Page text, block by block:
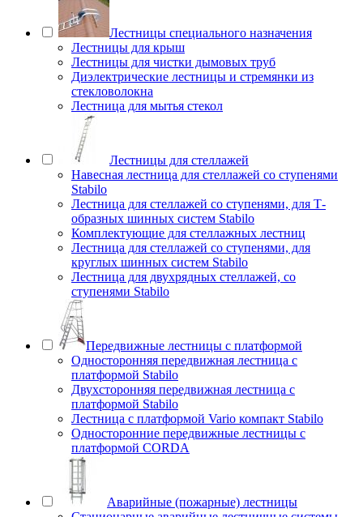
Лестницы специального назначения
Лестницы для крыш
Лестницы для чистки дымовых труб
Диэлектрические лестницы и стремянки из
стекловолокна
Лестница для мытья стекол
Лестницы для стеллажей
Навесная лестница для стеллажей со ступенями
Stabilo
Лестница для стеллажей со ступенями, для Т-
образных шинных систем Stabilo
Комплектующие для стеллажных лестниц
Лестница для стеллажей со ступенями, для
круглых шинных систем Stabilo
Лестница для двухрядных стеллажей, со
ступенями Stabilo
Передвижные лестницы с платформой
Односторонняя передвижная лестница с
платформой Stabilo
Двухсторонняя передвижная лестница с
платформой Stabilo
Лестница с платформой Vario компакт Stabilo
Односторонние передвижные лестницы с
платформой CORDA
Аварийные (пожарные) лестницы